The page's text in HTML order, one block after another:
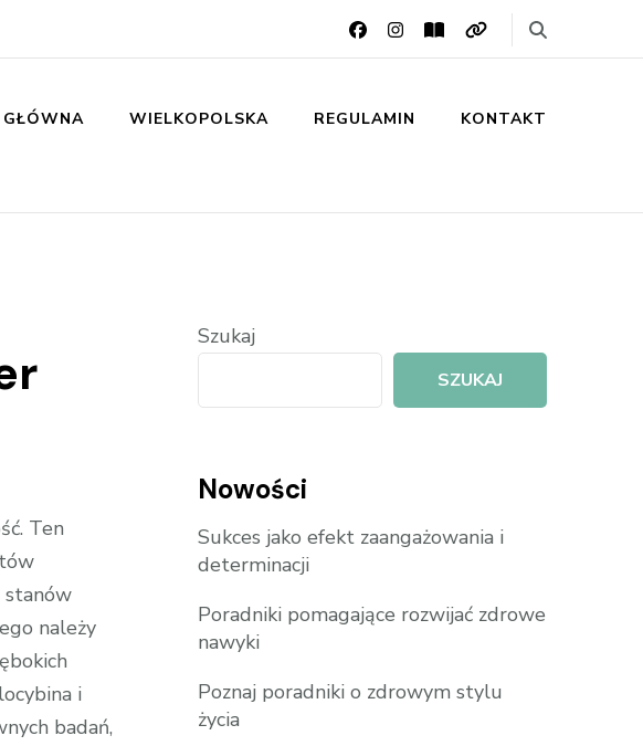
WIELKOPOLSKA REGULAMIN KONTAKT
Ten
stanów
należy
i
badań,
Szukaj
SZUKAJ
Nowości
Sukces jako efekt zaangażowania i
determinacji
Poradniki pomagające rozwijać zdrowe
nawyki
Poznaj poradniki o zdrowym stylu
życia